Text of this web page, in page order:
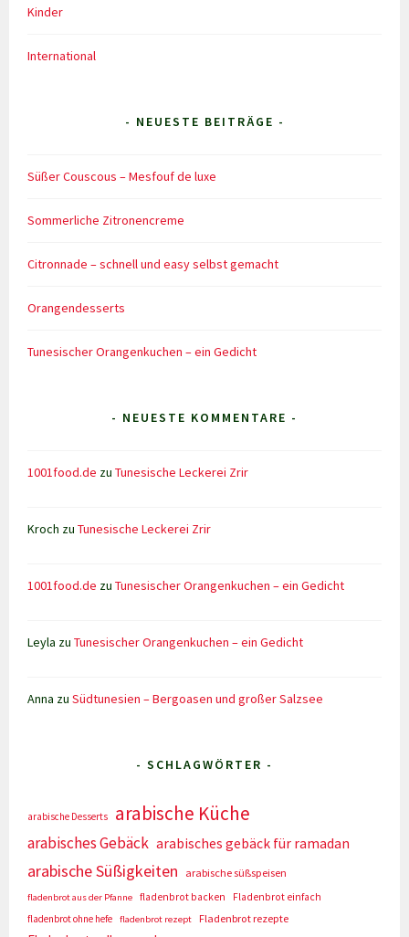
Kinder
International
- NEUESTE BEITRÄGE -
Süßer Couscous – Mesfouf de luxe
Sommerliche Zitronencreme
Citronnade – schnell und easy selbst gemacht
Orangendesserts
Tunesischer Orangenkuchen – ein Gedicht
- NEUESTE KOMMENTARE -
1001food.de zuTunesische Leckerei Zrir
Kroch zuTunesische Leckerei Zrir
1001food.de zuTunesischer Orangenkuchen – ein Gedicht
Leyla zuTunesischer Orangenkuchen – ein Gedicht
Anna zuSüdtunesien – Bergoasen und großer Salzsee
- SCHLAGWÖRTER -
arabische Desserts arabische Küche
arabisches Gebäck arabisches gebäck für ramadan
arabische Süßigkeiten arabische süßspeisen
fladenbrot aus der Pfanne fladenbrot backen
Fladenbrot einfach
fladenbrot ohne hefe
fladenbrot rezept Fladenbrot rezepte